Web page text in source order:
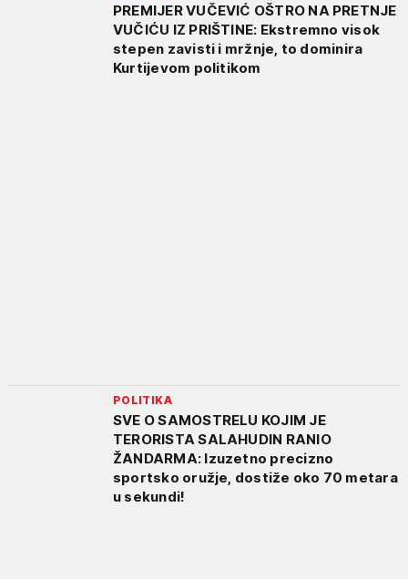
PREMIJER VUČEVIĆ OŠTRO NA PRETNJE
VUČIĆU IZ PRIŠTINE: Ekstremno visok
stepen zavisti i mržnje, to dominira
Kurtijevom politikom
POLITIKA
SVE O SAMOSTRELU KOJIM JE
TERORISTA SALAHUDIN RANIO
ŽANDARMA: Izuzetno precizno
sportsko oružje, dostiže oko 70 metara
u sekundi!